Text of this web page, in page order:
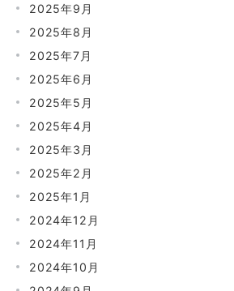
2025年9月
2025年8月
2025年7月
2025年6月
2025年5月
2025年4月
2025年3月
2025年2月
2025年1月
2024年12月
2024年11月
2024年10月